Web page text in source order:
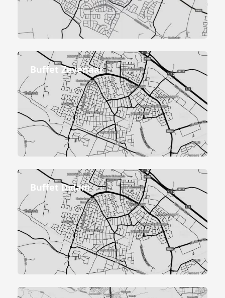
Buffet Zevenaar
Buffet Didam